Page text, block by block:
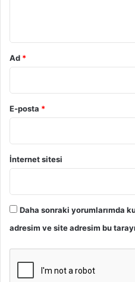
Ad *
E-posta *
İnternet sitesi
Daha sonraki yorumlarımda
adresim ve site adresim bu